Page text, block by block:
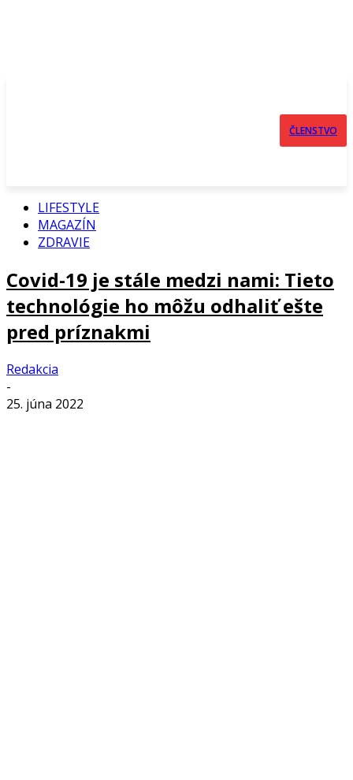
ČLENSTVO
LIFESTYLE
MAGAZÍN
ZDRAVIE
Covid-19 je stále medzi nami: Tieto
technológie ho môžu odhaliť ešte
pred príznakmi
Redakcia
-
25. júna 2022